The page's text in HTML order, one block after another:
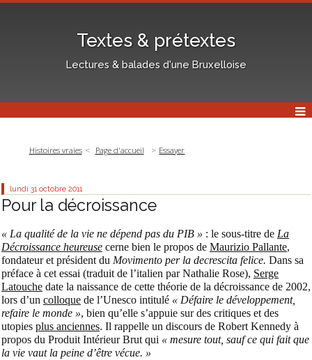
Textes & prétextes
Lectures & balades d'une Bruxelloise
Histoires vraies Page d'accueil Essayer
lundi 31 octobre 2011
Pour la décroissance
« La qualité de la vie ne dépend pas du PIB » : le sous-titre de La
Décroissance heureuse cerne bien le propos de Maurizio Pallante,
fondateur et président du Movimento per la decrescita felice. Dans sa
préface à cet essai (traduit de l’italien par Nathalie Rose), Serge
Latouche date la naissance de cette théorie de la décroissance de 2002,
lors d’un colloque de l’Unesco intitulé « Défaire le développement,
refaire le monde », bien qu’elle s’appuie sur des critiques et des
utopies plus anciennes. Il rappelle un discours de Robert Kennedy à
propos du Produit Intérieur Brut qui « mesure tout, sauf ce qui fait que
la vie vaut la peine d’être vécue. »